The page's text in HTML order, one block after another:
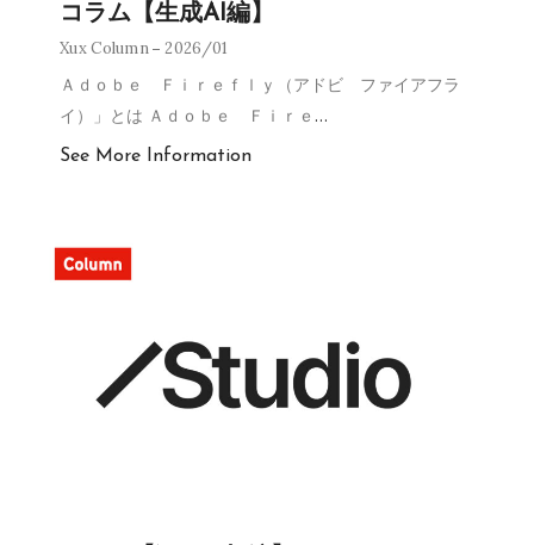
コラム【生成AI編】
Xux Column 2026/01
Ａｄｏｂｅ Ｆｉｒｅｆｌｙ（アドビ ファイアフラ
イ）」とは Ａｄｏｂｅ Ｆｉｒｅ …
See More Information